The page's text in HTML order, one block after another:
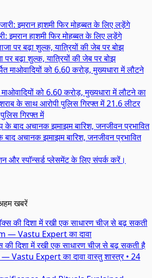
इमरान हाशमी फिर मोहब्बत के लिए लड़ेंगे
पर बढ़ा शुल्क, यात्रियों की जेब पर बोझ
को 6.60 करोड़, मुख्यधारा में लौटने का
21.6 लीटर
गिरफ्त में
बाद अचानक झमाझम बारिश, जनजीवन प्रभावित
और स्पॉन्सर्ड प्लेसमेंट के लिए संपर्क करें।
अहम खबरें
दिशा में रखी एक साधारण चीज़ से बढ़ सकती है
Vastu Expert का दावावास्तु शास्त्र • 24